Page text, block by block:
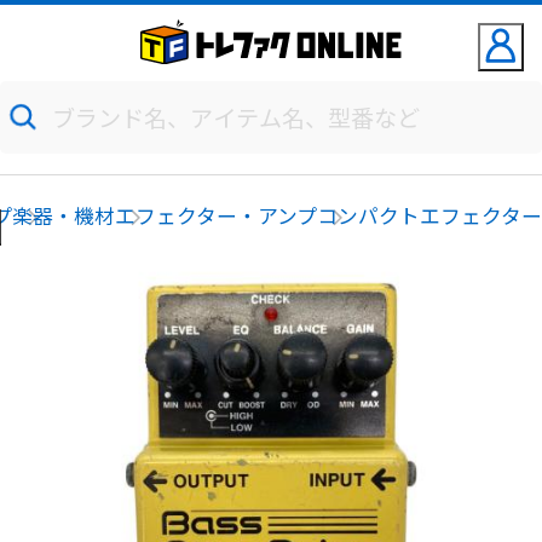
楽器・機材エフェクター・アンプコンパクトエフェクター